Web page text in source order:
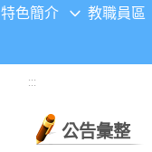
特色簡介 教職員區
:::
公告彙整